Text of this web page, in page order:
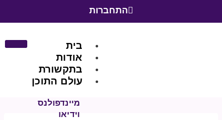
התחברות
בית
אודות
בתקשורת
עולם התוכן
מיינדפולנס
וידיאו